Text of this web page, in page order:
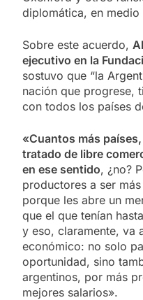
diplomática, en
Sobre este acuerdo,
ejecutivo en la
sostuvo que “la
nación que progrese,
con todos los países
«Cuantos más
tratado de libre
en ese sentido, ¿no?
productores a ser
porque les abre un
que el que tenían
y eso, claramente, va
económico: no solo
oportunidad, sino
argentinos, por más
mejores salarios».